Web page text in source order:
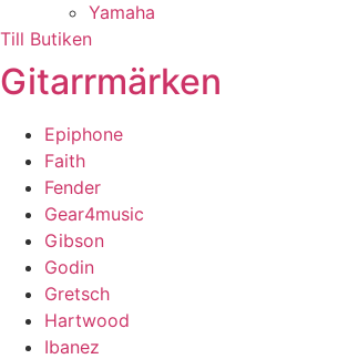
Yamaha
Till Butiken
Gitarrmärken
Epiphone
Faith
Fender
Gear4music
Gibson
Godin
Gretsch
Hartwood
Ibanez